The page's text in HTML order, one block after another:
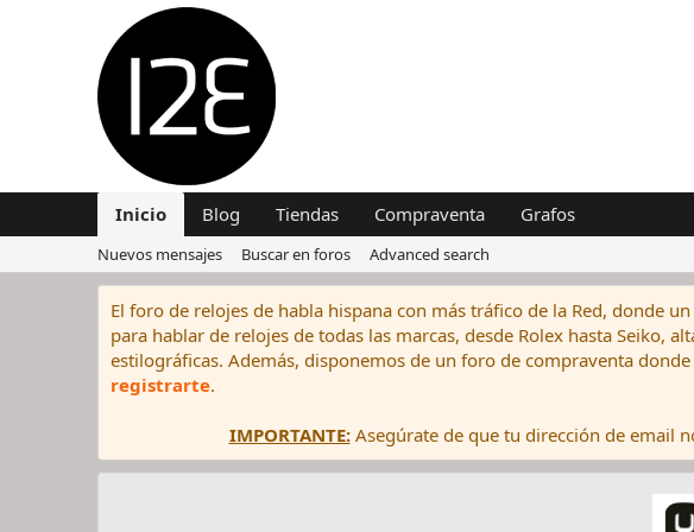
Inicio Blog Tiendas Compraventa Grafos
Nuevos mensajes Buscar en foros Advanced search
El foro de relojes de habla hispana con más tráfico de la Red, donde
para hablar de relojes de todas las marcas, desde Rolex hasta Seiko,
estilográficas. Además, disponemos de un foro de compraventa
registrarte.
IMPORTANTE:Asegúrate de que tu dirección de email